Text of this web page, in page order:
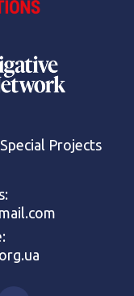
Special Projects